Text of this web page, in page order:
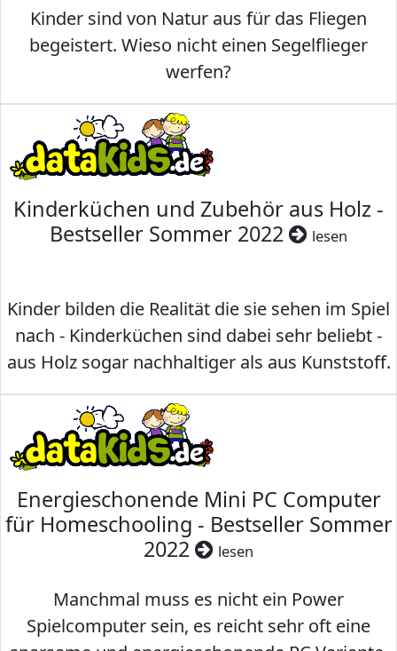
Kinder sind von Natur aus für das Fliegen
begeistert. Wieso nicht einen Segelflieger
werfen?
Kinderküchen und Zubehör aus Holz -
Bestseller Sommer 2022
lesen
Kinder bilden die Realität die sie sehen im Spiel
nach - Kinderküchen sind dabei sehr beliebt -
aus Holz sogar nachhaltiger als aus Kunststoff.
Energieschonende Mini PC Computer
für Homeschooling - Bestseller Sommer
2022
lesen
Manchmal muss es nicht ein Power
Spielcomputer sein, es reicht sehr oft eine